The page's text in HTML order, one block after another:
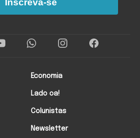
Economia
Lado oa!
Colunistas
Newsletter
Inscreva-se